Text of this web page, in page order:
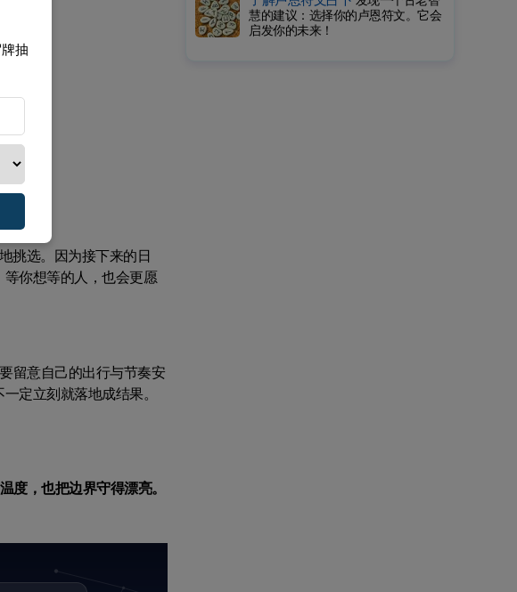
挑选。因为接下来的日
你想等的人，也会更愿
留意自己的出行与节奏安
定立刻就落地成结果。
，也把边界守得漂亮。
慧的建议：选择你的卢恩符文。它会
启发你的未来！
抽